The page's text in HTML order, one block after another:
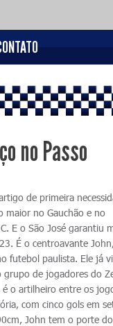
no Passo
de primeira
maior no Gauchão e no
E o São José garantiu
É o centroavante
futebol paulista. Ele já
de jogadores do
o artilheiro entre os
com cinco gols em
John tem o porte do